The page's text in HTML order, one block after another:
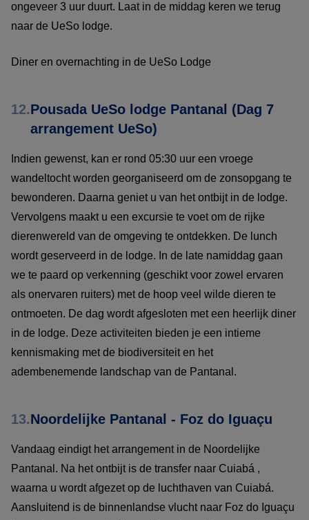
ongeveer 3 uur duurt. Laat in de middag keren we terug
naar de UeSo lodge.
Diner en overnachting in de UeSo Lodge
12.Pousada UeSo lodge Pantanal (Dag 7
arrangement UeSo)
Indien gewenst, kan er rond 05:30 uur een vroege
wandeltocht worden georganiseerd om de zonsopgang te
bewonderen. Daarna geniet u van het ontbijt in de lodge.
Vervolgens maakt u een excursie te voet om de rijke
dierenwereld van de omgeving te ontdekken. De lunch
wordt geserveerd in de lodge. In de late namiddag gaan
we te paard op verkenning (geschikt voor zowel ervaren
als onervaren ruiters) met de hoop veel wilde dieren te
ontmoeten. De dag wordt afgesloten met een heerlijk diner
in de lodge. Deze activiteiten bieden je een intieme
kennismaking met de biodiversiteit en het
adembenemende landschap van de Pantanal.
13.Noordelijke Pantanal - Foz do Iguaçu
Vandaag eindigt het arrangement in de Noordelijke
Pantanal. Na het ontbijt is de transfer naar Cuiabá ,
waarna u wordt afgezet op de luchthaven van Cuiabá.
Aansluitend is de binnenlandse vlucht naar Foz do Iguaçu